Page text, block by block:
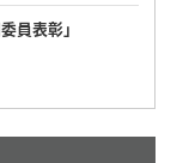
員表彰｣